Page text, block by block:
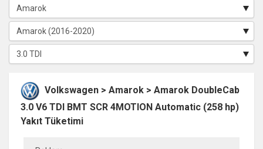
Volkswagen > Amarok > Amarok DoubleCab
3.0 V6 TDI BMT SCR 4MOTION Automatic (258 hp)
Yakıt Tüketimi